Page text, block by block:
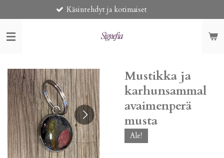
pääsisältöön
Käsintehdyt ja kotimaiset
Mustikka ja
karhunsammal
avaimenperä
musta
Ale!